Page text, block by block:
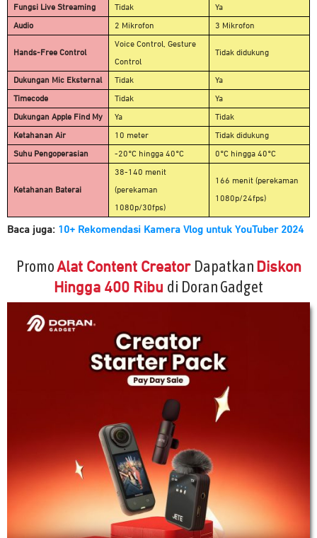
Fungsi Live Streaming Tidak Ya
Audio 2 Mikrofon 3 Mikrofon
Hands-Free Control
Voice Control, Gesture
Control
Tidak didukung
Dukungan Mic Eksternal Tidak Ya
Timecode Tidak Ya
Dukungan Apple Find My Ya Tidak
Ketahanan Air 10 meter Tidak didukung
Suhu Pengoperasian -20°C hingga 40°C 0°C hingga 40°C
Ketahanan Baterai
38-140 menit
(perekaman
1080p/30fps)
166 menit (perekaman
1080p/24fps)
Baca juga: 10+ Rekomendasi Kamera Vlog untuk YouTuber 2024
PromoAlat Content Creator Dapatkan Diskon
Hingga 400 Ribu di Doran Gadget